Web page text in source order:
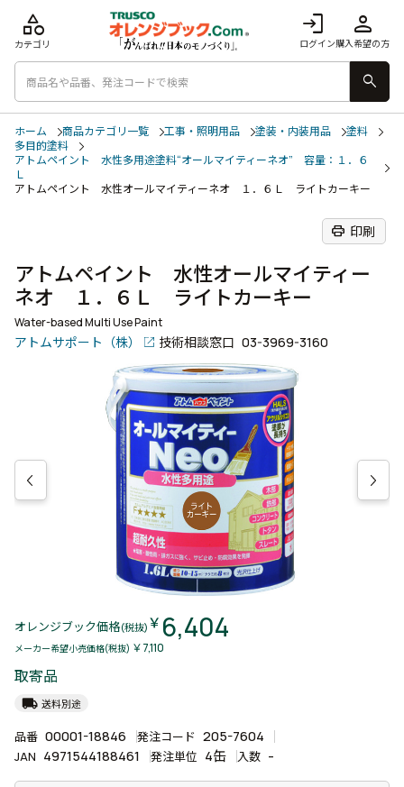
login
ログイン
person
購入希望の方
category
カテゴリ
search
ホーム 商品カテゴリ一覧 工事・照明用品 塗装・内装用品
塗料
多目的塗料
アトムペイント 水性多用途塗料“オールマイティーネオ” 容量：１．６
Ｌ
アトムペイント 水性オールマイティーネオ １．６Ｌ ライトカーキー
print 印刷
アトムペイント 水性オールマイティー
ネオ １．６Ｌ ライトカーキー
Water-based Multi Use Paint
アトムサポート（株） 技術相談窓口 03-3969-3160
オレンジブック価格(税抜) ￥ 6,404
メーカー希望小売価格(税抜) ￥7,110
取寄品
local_shipping 送料別途
品番 00001-18846 発注コード 205-7604
JAN 4971544188461 発注単位 4缶 入数 -